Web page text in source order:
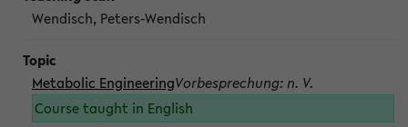
Wendisch, Peters-Wendisch
Metabolic EngineeringVorbesprechung: n. V.
Course taught in English